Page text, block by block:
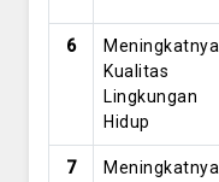
6
Meningkatnya
Kualitas
Lingkungan
Hidup
7
Meningkatnya